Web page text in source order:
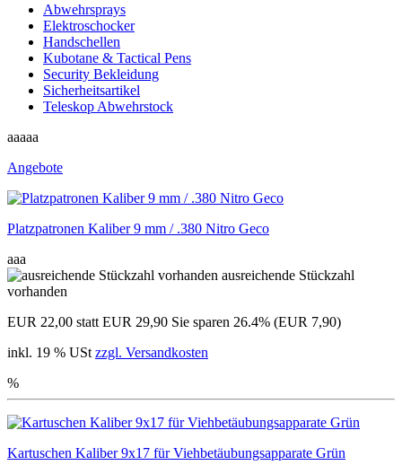
Abwehrsprays
Elektroschocker
Handschellen
Kubotane & Tactical Pens
Security Bekleidung
Sicherheitsartikel
Teleskop Abwehrstock
aaaaa
Angebote
Platzpatronen Kaliber 9 mm / .380 Nitro Geco
aaa
ausreichende Stückzahl
vorhanden
EUR 22,00 statt EUR 29,90 Sie sparen 26.4% (EUR 7,90)
inkl. 19 % USt zzgl. Versandkosten
%
Kartuschen Kaliber 9x17 für Viehbetäubungsapparate Grün